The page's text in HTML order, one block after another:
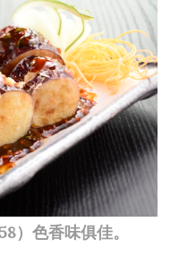
）色香味俱佳。